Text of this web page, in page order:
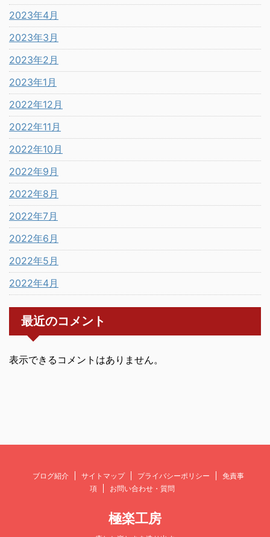
2023年4月
2023年3月
2023年2月
2023年1月
2022年12月
2022年11月
2022年10月
2022年9月
2022年8月
2022年7月
2022年6月
2022年5月
2022年4月
最近のコメント
表示できるコメントはありません。
ブログ紹介 サイトマップ プライバシーポリシー
免責事
項
お問い合わせ・質問
極楽工房